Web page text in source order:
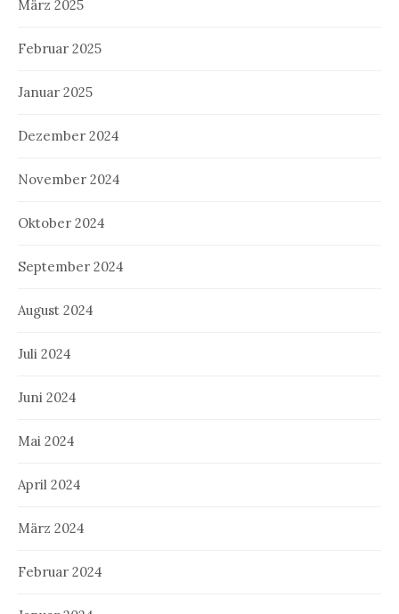
März 2025
Februar 2025
Januar 2025
Dezember 2024
November 2024
Oktober 2024
September 2024
August 2024
Juli 2024
Juni 2024
Mai 2024
April 2024
März 2024
Februar 2024